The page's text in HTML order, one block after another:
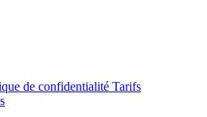
de confidentialité Tarifs